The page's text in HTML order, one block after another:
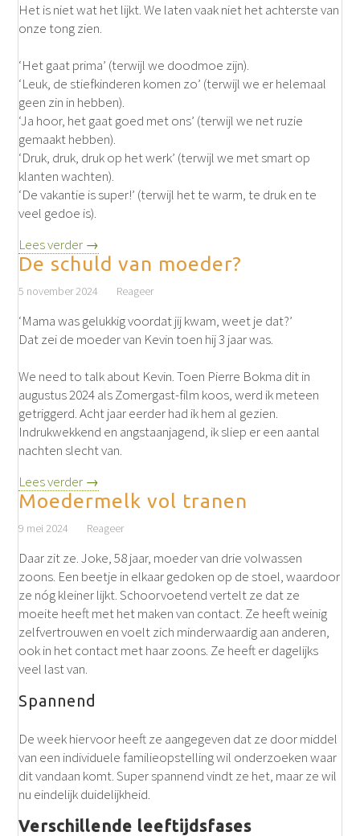
Het is niet wat het lijkt. We laten vaak niet het achterste van
onze tong zien.
‘Het gaat prima’ (terwijl we doodmoe zijn).
‘Leuk, de stiefkinderen komen zo’ (terwijl we er helemaal
geen zin in hebben).
‘Ja hoor, het gaat goed met ons’ (terwijl we net ruzie
gemaakt hebben).
‘Druk, druk, druk op het werk’ (terwijl we met smart op
klanten wachten).
‘De vakantie is super!’ (terwijl het te warm, te druk en te
veel gedoe is).
Lees verder →
De schuld van moeder?
5 november 2024 Reageer
‘Mama was gelukkig voordat jij kwam, weet je dat?’
Dat zei de moeder van Kevin toen hij 3 jaar was.
We need to talk about Kevin. Toen Pierre Bokma dit in
augustus 2024 als Zomergast-film koos, werd ik meteen
getriggerd. Acht jaar eerder had ik hem al gezien.
Indrukwekkend en angstaanjagend, ik sliep er een aantal
nachten slecht van.
Lees verder →
Moedermelk vol tranen
9 mei 2024 Reageer
Daar zit ze. Joke, 58 jaar, moeder van drie volwassen
zoons. Een beetje in elkaar gedoken op de stoel, waardoor
ze nóg kleiner lijkt. Schoorvoetend vertelt ze dat ze
moeite heeft met het maken van contact. Ze heeft weinig
zelfvertrouwen en voelt zich minderwaardig aan anderen,
ook in het contact met haar zoons. Ze heeft er dagelijks
veel last van.
Spannend
De week hiervoor heeft ze aangegeven dat ze door middel
van een individuele familieopstelling wil onderzoeken waar
dit vandaan komt. Super spannend vindt ze het, maar ze wil
nu eindelijk duidelijkheid.
Verschillende leeftijdsfases